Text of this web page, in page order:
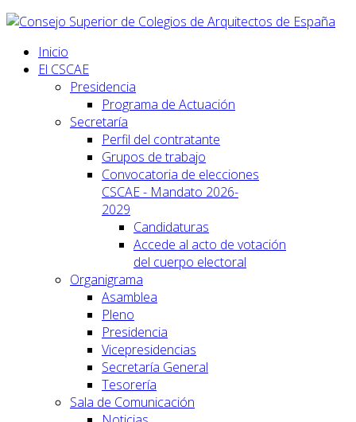
Inicio
El CSCAE
Presidencia
Programa de Actuación
Secretaría
Perfil del contratante
Grupos de trabajo
Convocatoria de elecciones
CSCAE - Mandato 2026-
2029
Candidaturas
Accede al acto de votación
del cuerpo electoral
Organigrama
Asamblea
Pleno
Presidencia
Vicepresidencias
Secretaría General
Tesorería
Sala de Comunicación